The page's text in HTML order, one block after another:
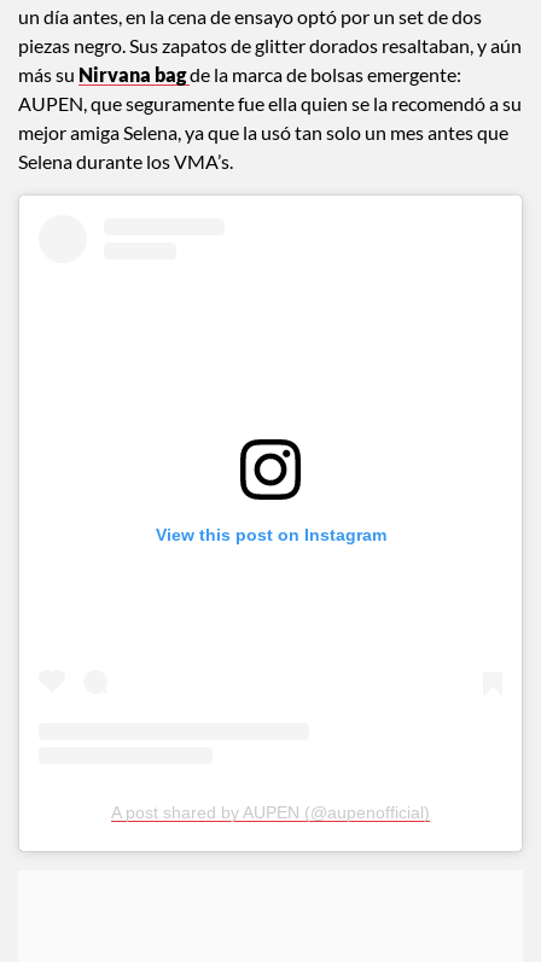
un día antes, en la cena de ensayo optó por un set de dos
piezas negro. Sus zapatos de glitter dorados resaltaban, y aún
más su Nirvana bagde la marca de bolsas emergente:
AUPEN, que seguramente fue ella quien se la recomendó a su
mejor amiga Selena, ya que la usó tan solo un mes antes que
Selena durante los VMA’s.
View this post on Instagram
A post shared by AUPEN (@aupenofficial)